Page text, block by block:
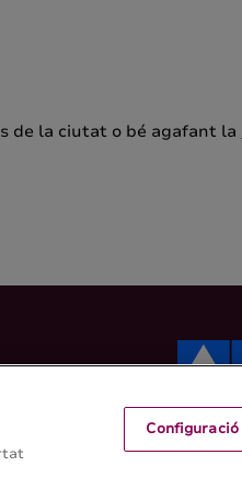
de la ciutat o bé agafant la
Configuració